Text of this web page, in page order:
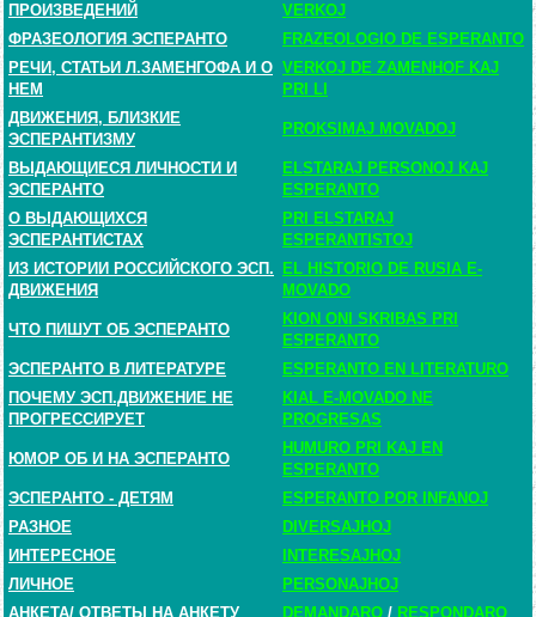
ПРОИЗВЕДЕНИЙ
VERKOJ
ФРАЗЕОЛОГИЯ ЭСПЕРАНТО
FRAZEOLOGIO DE ESPERANTO
РЕЧИ, СТАТЬИ Л.ЗАМЕНГОФА И О
НЕМ
VERKOJ DE ZAMENHOF KAJ
PRI LI
ДВИЖЕНИЯ, БЛИЗКИЕ
ЭСПЕРАНТИЗМУ
PROKSIMAJ MOVADOJ
ВЫДАЮЩИЕСЯ ЛИЧНОСТИ И
ЭСПЕРАНТО
ELSTARAJ PERSONOJ KAJ
ESPERANTO
О ВЫДАЮЩИХСЯ
ЭСПЕРАНТИСТАХ
PRI ELSTARAJ
ESPERANTISTOJ
ИЗ ИСТОРИИ РОССИЙСКОГО ЭСП.
ДВИЖЕНИЯ
EL HISTORIO DE RUSIA E-
MOVADO
ЧТО ПИШУТ ОБ ЭСПЕРАНТО
KION ONI SKRIBAS PRI
ESPERANTO
ЭСПЕРАНТО В ЛИТЕРАТУРЕ
ESPERANTO EN LITERATURO
ПОЧЕМУ ЭСП.ДВИЖЕНИЕ НЕ
ПРОГРЕССИРУЕТ
KIAL E-MOVADO NE
PROGRESAS
ЮМОР ОБ И НА ЭСПЕРАНТО
HUMURO PRI KAJ EN
ESPERANTO
ЭСПЕРАНТО - ДЕТЯМ
ESPERANTO POR INFANOJ
РАЗНОЕ
DIVERSAJHOJ
ИНТЕРЕСНОЕ
INTERESAJHOJ
ЛИЧНОЕ
PERSONAJHOJ
АНКЕТА/ ОТВЕТЫ НА АНКЕТУ DEMANDARO / RESPONDARO